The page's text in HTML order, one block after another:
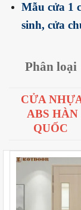
Mẫu cửa 1
sinh, cửa
Phân loại
CỬA
ABS HÀN
QUỐC